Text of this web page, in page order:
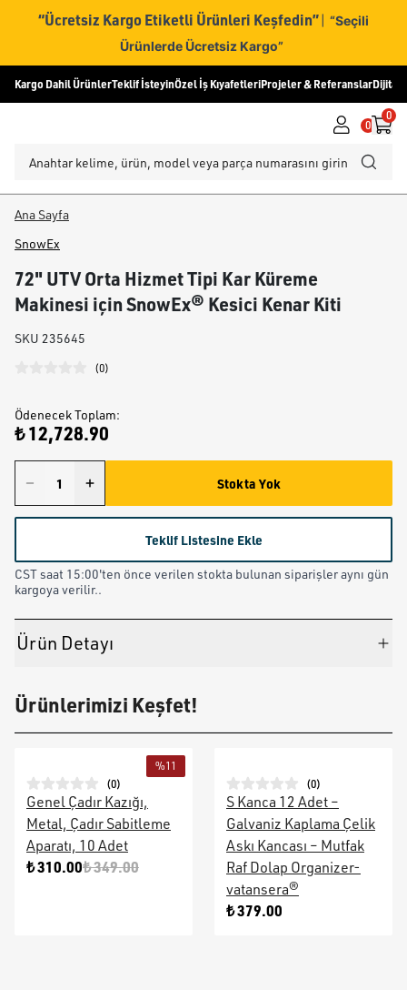
“Ücretsiz Kargo Etiketli Ürünleri Keşfedin” | “Seçili
Ürünlerde Ücretsiz Kargo”
Kargo Dahil ÜrünlerTeklif İsteyinÖzel İş KıyafetleriProjeler & ReferanslarDijital
0
0
Ana Sayfa
SnowEx
72" UTV Orta Hizmet Tipi Kar Küreme
Makinesi için SnowEx® Kesici Kenar Kiti
SKU 235645
(0)
Ödenecek Toplam:
₺ 12,728.90
Stokta Yok
Teklif Listesine Ekle
CST saat 15:00'ten önce verilen stokta bulunan siparişler aynı gün
kargoya verilir..
Ürün Detayı
Ürünlerimizi Keşfet!
%11
(0)
Genel Çadır Kazığı,
Metal, Çadır Sabitleme
Aparatı, 10 Adet
₺ 310.00₺ 349.00
(0)
S Kanca 12 Adet –
Galvaniz Kaplama Çelik
Askı Kancası – Mutfak
Raf Dolap Organizer-
vatansera®
₺ 379.00